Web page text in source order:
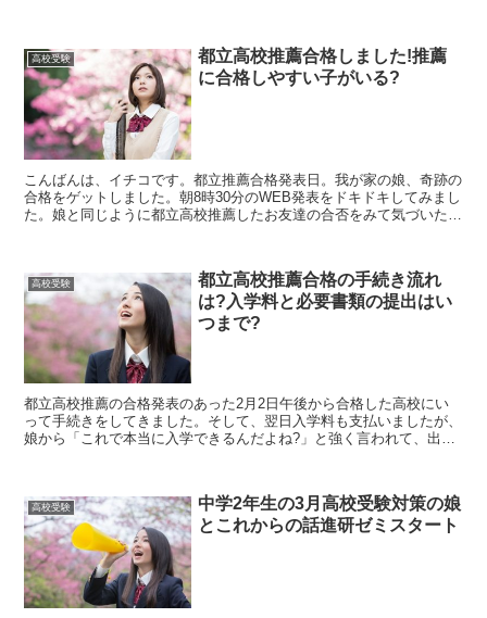
高校受験
都立高校推薦合格しました!推薦
に合格しやすい子がいる?
こんばんは、イチコです。都立推薦合格発表日。我が家の娘、奇跡の
合格をゲットしました。朝8時30分のWEB発表をドキドキしてみまし
た。娘と同じように都立高校推薦したお友達の合否をみて気づいたこ
高校受験
都立高校推薦合格の手続き流れ
は?入学料と必要書類の提出はい
つまで?
都立高校推薦の合格発表のあった2月2日午後から合格した高校にい
って手続きをしてきました。そして、翌日入学料も支払いましたが、
娘から「これで本当に入学できるんだよね?」と強く言われて、出来
高校受験
中学2年生の3月高校受験対策の娘
とこれからの話進研ゼミスタート